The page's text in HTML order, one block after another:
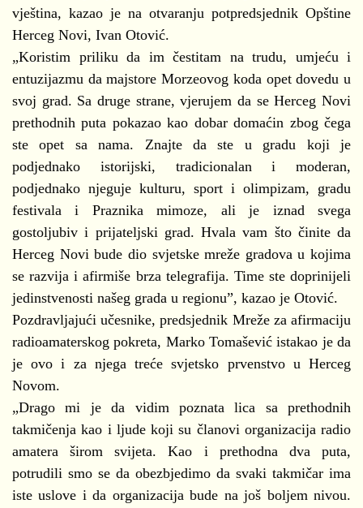
vještina, kazao je na otvaranju potpredsjednik Opštine
Herceg Novi, Ivan Otović.
„Koristim priliku da im čestitam na trudu, umjeću i
entuzijazmu da majstore Morzeovog koda opet dovedu u
svoj grad. Sa druge strane, vjerujem da se Herceg Novi
prethodnih puta pokazao kao dobar domaćin zbog čega
ste opet sa nama. Znajte da ste u gradu koji je
podjednako istorijski, tradicionalan i moderan,
podjednako njeguje kulturu, sport i olimpizam, gradu
festivala i Praznika mimoze, ali je iznad svega
gostoljubiv i prijateljski grad. Hvala vam što činite da
Herceg Novi bude dio svjetske mreže gradova u kojima
se razvija i afirmiše brza telegrafija. Time ste doprinijeli
jedinstvenosti našeg grada u regionu”, kazao je Otović.
Pozdravljajući učesnike, predsjednik Mreže za afirmaciju
radioamaterskog pokreta, Marko Tomašević istakao je da
je ovo i za njega treće svjetsko prvenstvo u Herceg
Novom.
„Drago mi je da vidim poznata lica sa prethodnih
takmičenja kao i ljude koji su članovi organizacija radio
amatera širom svijeta. Kao i prethodna dva puta,
potrudili smo se da obezbjedimo da svaki takmičar ima
iste uslove i da organizacija bude na još boljem nivou.